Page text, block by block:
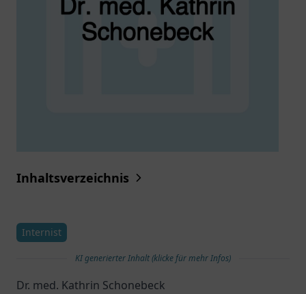
Inhaltsverzeichnis
Internist
KI generierter Inhalt (klicke für mehr Infos)
Dr. med. Kathrin Schonebeck